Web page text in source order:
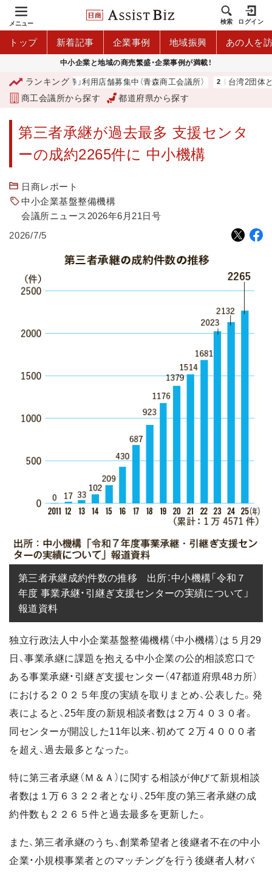
メニュー 検索 ログイン
トップ 新着記事 企業事例 地域振興 あの人を
中小企業と地域の商売繁盛・企業事例が満載！
ランキング
プレミアム商品券」利用店舗募集中（青森商工会議所） 台湾2団体
商工会議所から探す 都道府県から探す
第三者承継が過去最多 支援センタ
ーの成約2265件に 中小機構
日商レポート
中小企業基盤整備機構
会議所ニュース2026年6月21日号
2026/7/5
第三者承継成約件数の推移　出所：中小機構「令和７
年度 事業承継・引継ぎ支援センターの実績について」
報道資料
独立行政法人中小企業基盤整備機構（中小機構）は５月29
日、事業承継に課題を抱える中小企業の公的相談窓口で
ある事業承継・引継ぎ支援センター（47都道府県48カ所）
における２０２５年度の実績を取りまとめ、公表した。発
表によると、25年度の新規相談者数は２万４０３０者。
同センターが開設した11年以来、初めて２万４０００者
を超え、過去最多となった。
特に第三者承継（Ｍ＆Ａ）に関する相談が伸びて新規相談
者数は１万６３２２者となり、25年度の第三者承継の成
約件数も２２６５件と過去最多を更新した。
また、第三者承継のうち、創業希望者と後継者不在の中小
企業・小規模事業者とのマッチングを行う後継者人材バ